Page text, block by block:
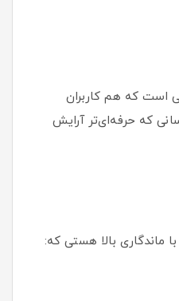
است که هم کاربران
که حرفه‌ای‌تر آرایش
ماندگاری بالا هستی که: